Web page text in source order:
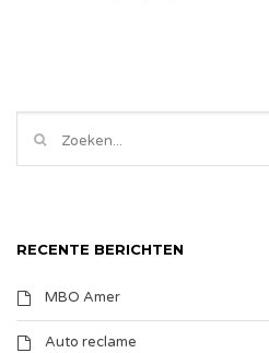
RECENTE BERICHTEN
MBO Amer
Auto reclame